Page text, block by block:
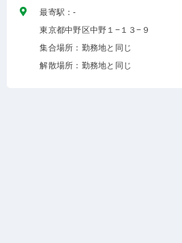
最寄駅：-
東京都中野区中野１−１３−９
集合場所：勤務地と同じ
解散場所：勤務地と同じ